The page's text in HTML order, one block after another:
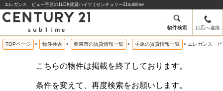
エレガンス ビュー手原の1LDK賃貸ハイツ | センチュリー21sublime
物件検索 お店へ連絡
TOPページ > 物件検索 > 栗東市の賃貸情報一覧 > 手原の賃貸情報一覧 > エレガンス ビ
こちらの物件は掲載を終了しております。
条件を変えて、再度検索をお願いします。